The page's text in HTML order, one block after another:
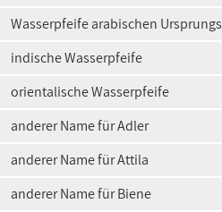
Wasserpfeife arabischen Ursprungs
indische Wasserpfeife
orientalische Wasserpfeife
anderer Name für Adler
anderer Name für Attila
anderer Name für Biene